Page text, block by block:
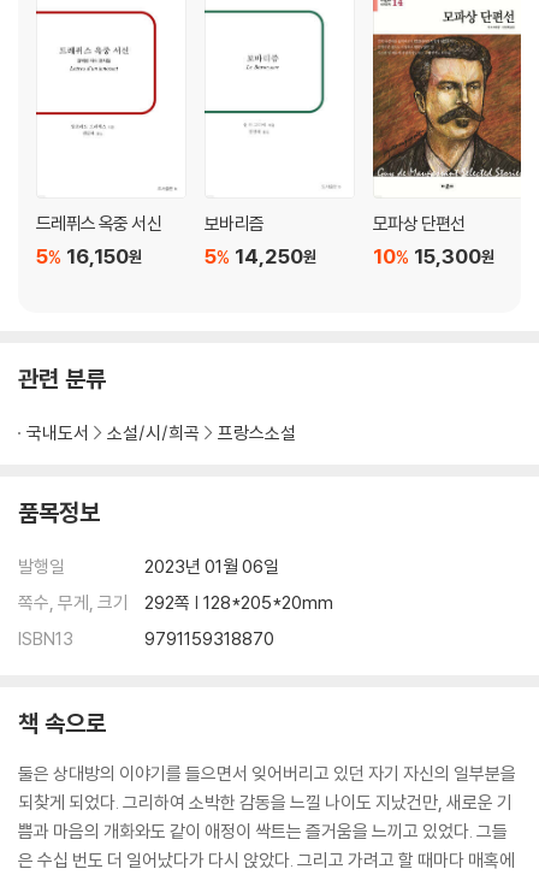
드레퓌스 옥중 서신
16,150원
5%
보바리즘
14,250원
5%
모파상 단편선
15,300원
10%
관련 분류
국내도서 소설/시/희곡 프랑스소설
품목정보
발행일
2023년 01월 06일
쪽수, 무게, 크기
292쪽 | 128*205*20mm
ISBN13
9791159318870
책 속으로
둘은 상대방의 이야기를 들으면서 잊어버리고 있던 자기 자신의 일부분을
되찾게 되었다. 그리하여 소박한 감동을 느낄 나이도 지났건만, 새로운 기
쁨과 마음의 개화와도 같이 애정이 싹트는 즐거움을 느끼고 있었다. 그들
은 수십 번도 더 일어났다가 다시 앉았다. 그리고 가려고 할 때마다 매혹에